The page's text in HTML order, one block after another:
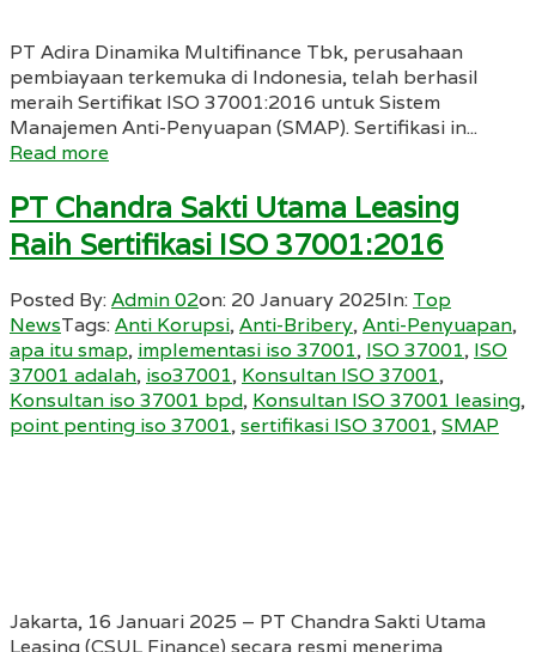
PT Adira Dinamika Multifinance Tbk, perusahaan
pembiayaan terkemuka di Indonesia, telah berhasil
meraih Sertifikat ISO 37001:2016 untuk Sistem
Manajemen Anti-Penyuapan (SMAP). Sertifikasi in...
Read more
PT Chandra Sakti Utama Leasing
Raih Sertifikasi ISO 37001:2016
Posted By:Admin 02on: 20 January 2025In: Top
NewsTags:Anti Korupsi,Anti-Bribery,Anti-Penyuapan,
apa itu smap, implementasi iso 37001, ISO 37001, ISO
37001 adalah, iso37001, Konsultan ISO 37001,
Konsultan iso 37001 bpd, Konsultan ISO 37001 leasing,
point penting iso 37001,sertifikasi ISO 37001,SMAP
Jakarta, 16 Januari 2025 – PT Chandra Sakti Utama
Leasing (CSUL Finance) secara resmi menerima